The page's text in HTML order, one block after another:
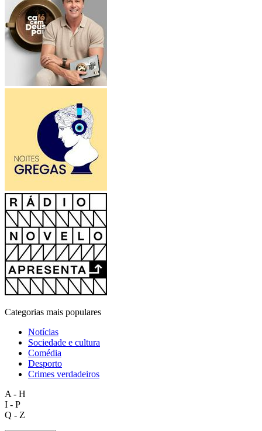
Categorias mais populares
Notícias
Sociedade e cultura
Comédia
Desporto
Crimes verdadeiros
A - H
I - P
Q - Z